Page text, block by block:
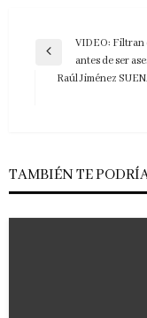
Navegación
Entrada
anterior
VIDEO: Filtran
antes de ser
Raúl Jiménez
TAMBIÉN TE